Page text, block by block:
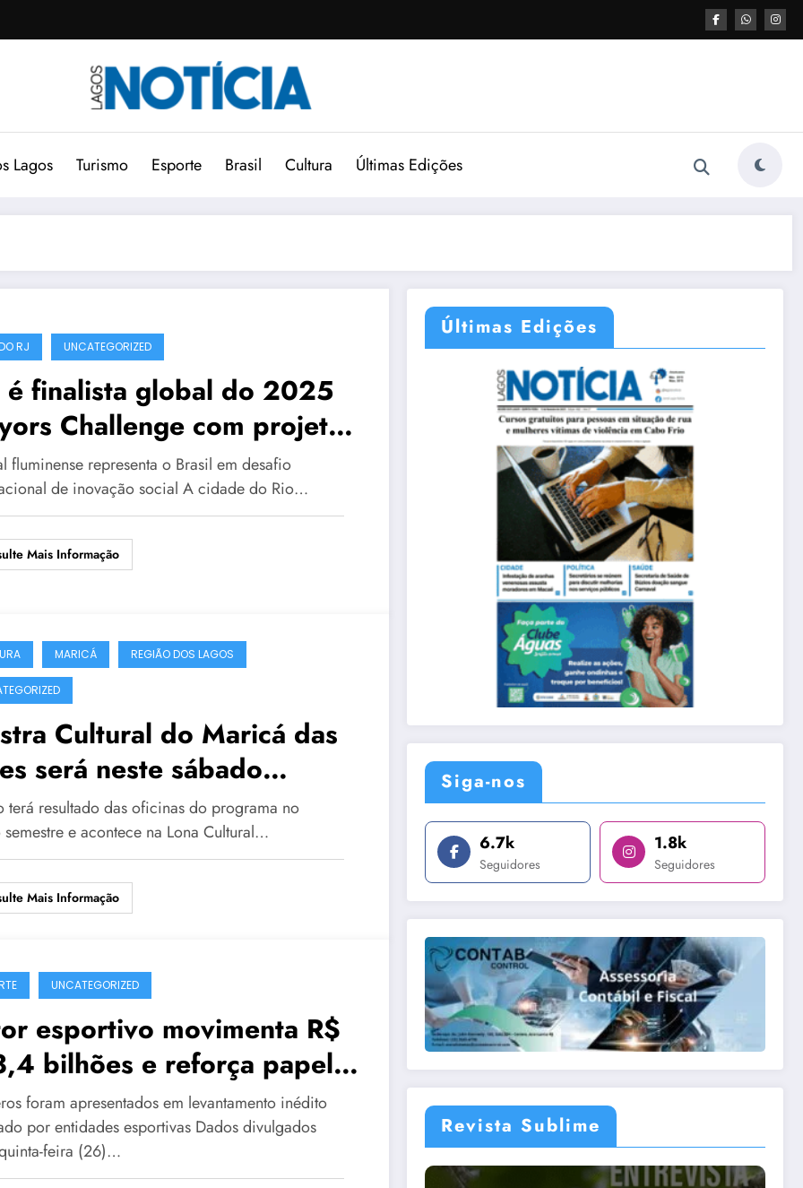
Lagos Turismo Esporte Brasil Cultura Últimas Edições
RJ UNCATEGORIZED
é finalista global do 2025
Challenge com projeto
ao enfrentamento da
extrema
fluminense representa o Brasil em desafio
de inovação social A cidade do Rio…
Mais Informação
MARICÁ REGIÃO DOS LAGOS
Cultural do Maricá das
será neste sábado
06) em Itaipuaçu
terá resultado das oficinas do programa no
e acontece na Lona Cultural…
Mais Informação
UNCATEGORIZED
esportivo movimenta R$
bilhões e reforça papel
de Incentivo ao Esporte
foram apresentados em levantamento inédito
por entidades esportivas Dados divulgados
feira (26)…
Últimas Edições
Siga-nos
6.7k
Seguidores
1.8k
Seguidores
Revista Sublime